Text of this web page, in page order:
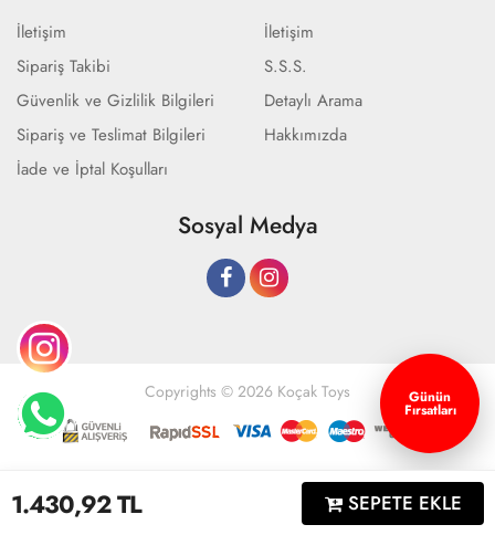
1.430,92TL SEPETE EKLE
İletişim
Sipariş Takibi
Güvenlik ve Gizlilik Bilgileri
Sipariş ve Teslimat Bilgileri
İade ve İptal Koşulları
İletişim
S.S.S.
Detaylı Arama
Hakkımızda
Sosyal Medya
Copyrights © 2026 Koçak Toys
Geliştir - powered by innovation
Sipariş Takibi İletişim
Günün
Fırsatları